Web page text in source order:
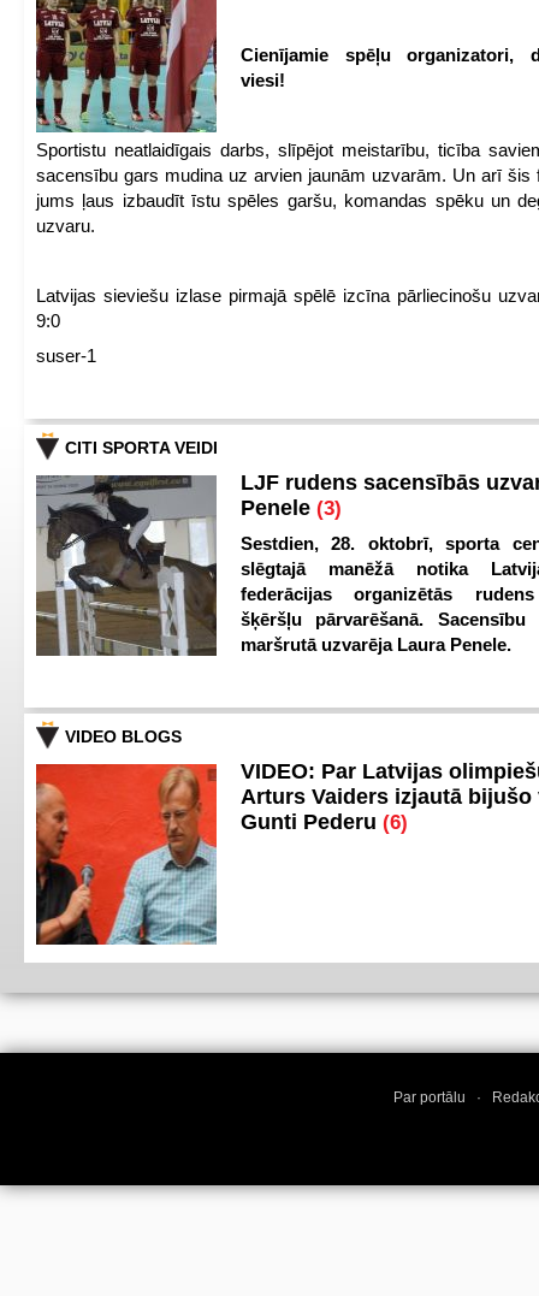
Cienījamie spēļu organizatori,
viesi!
Sportistu neatlaidīgais darbs, slīpējot meistarību, ticība
sacensību gars mudina uz arvien jaunām uzvarām. Un arī šis
jums ļaus izbaudīt īstu spēles garšu, komandas spēku un
uzvaru.
Latvijas sieviešu izlase pirmajā spēlē izcīna pārliecinošu
9:0
suser-1
CITI SPORTA VEIDI
LJF rudens sacensībās
Penele (3)
Sestdien, 28. oktobrī, sporta
slēgtajā manēžā notika
federācijas organizētās
šķēršļu pārvarēšanā. Sacensību
maršrutā uzvarēja Laura Penele.
VIDEO BLOGS
VIDEO: Par Latvijas
Arturs Vaiders izjautā bijušo
Gunti Pederu (6)
Par portālu ·